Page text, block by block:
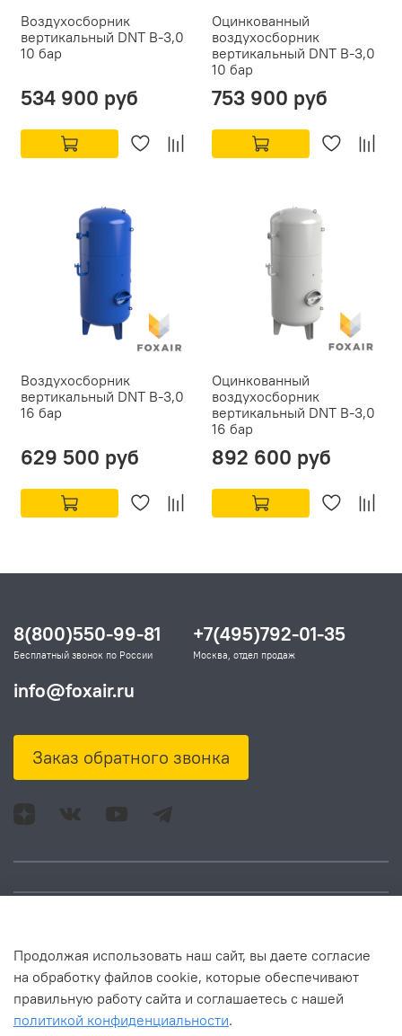
Воздухосборник
вертикальный DNT В-3,0
10 бар
534 900 руб
Оцинкованный
воздухосборник
вертикальный DNT В-3,0
10 бар
753 900 руб
Воздухосборник
вертикальный DNT В-3,0
16 бар
629 500 руб
Оцинкованный
воздухосборник
вертикальный DNT В-3,0
16 бар
892 600 руб
Время работы:
понедельник – пятница:
10:00 – 18:00
Смольная, д. 73,
помещ. 1Н
8(800)550-99-81
Бесплатный звонок по России
+7(495)792-01-35
Москва, отдел продаж
info@foxair.ru
Заказ обратного звонка
Продолжая использовать наш сайт, вы даете согласие
на обработку файлов cookie, которые обеспечивают
правильную работу сайта и соглашаетесь с нашей
политикой конфиденциальности.